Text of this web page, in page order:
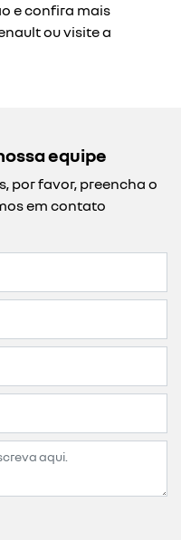
e confira mais
ou visite a
equipe
por favor, preencha o
em contato